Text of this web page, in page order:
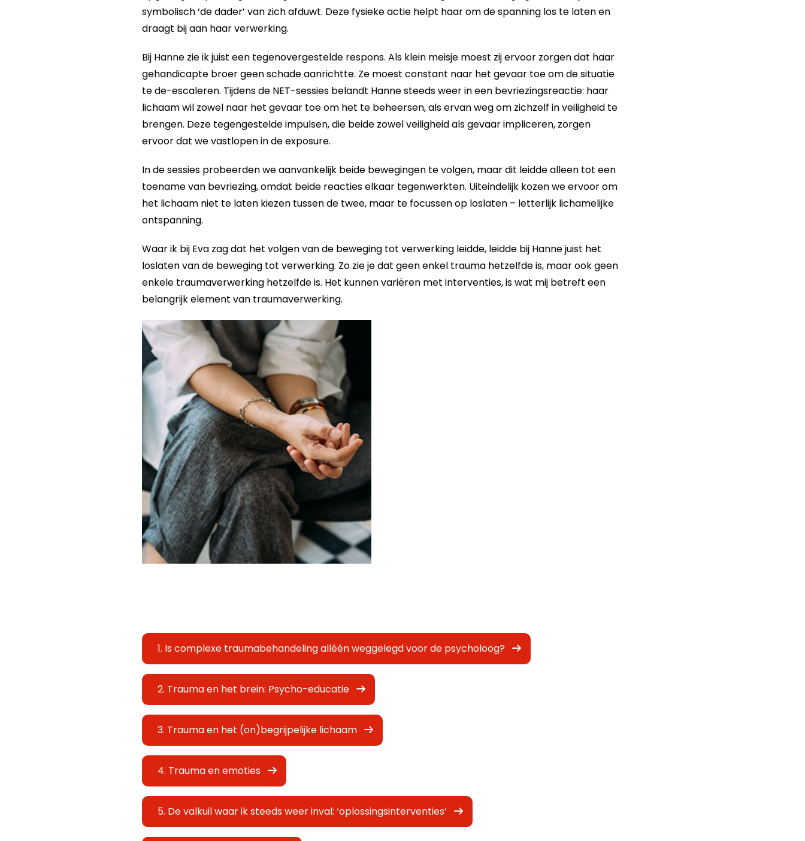
symbolisch ‘de dader’ van zich afduwt. Deze fysieke actie helpt haar om de spanning los te laten en
draagt bij aan haar verwerking.
Bij Hanne zie ik juist een tegenovergestelde respons. Als klein meisje moest zij ervoor zorgen dat haar
gehandicapte broer geen schade aanrichtte. Ze moest constant naar het gevaar toe om de situatie
te de-escaleren. Tijdens de NET-sessies belandt Hanne steeds weer in een bevriezingsreactie: haar
lichaam wil zowel naar het gevaar toe om het te beheersen, als ervan weg om zichzelf in veiligheid te
brengen. Deze tegengestelde impulsen, die beide zowel veiligheid als gevaar impliceren, zorgen
ervoor dat we vastlopen in de exposure.
In de sessies probeerden we aanvankelijk beide bewegingen te volgen, maar dit leidde alleen tot een
toename van bevriezing, omdat beide reacties elkaar tegenwerkten. Uiteindelijk kozen we ervoor om
het lichaam niet te laten kiezen tussen de twee, maar te focussen op loslaten – letterlijk lichamelijke
ontspanning.
Waar ik bij Eva zag dat het volgen van de beweging tot verwerking leidde, leidde bij Hanne juist het
loslaten van de beweging tot verwerking. Zo zie je dat geen enkel trauma hetzelfde is, maar ook geen
enkele traumaverwerking hetzelfde is. Het kunnen variëren met interventies, is wat mij betreft een
belangrijk element van traumaverwerking.
1. Is complexe traumabehandeling alléén weggelegd voor de psycholoog?
2. Trauma en het brein: Psycho-educatie
3. Trauma en het (on)begrijpelijke lichaam
4. Trauma en emoties
5. De valkuil waar ik steeds weer inval: ‘oplossingsinterventies’